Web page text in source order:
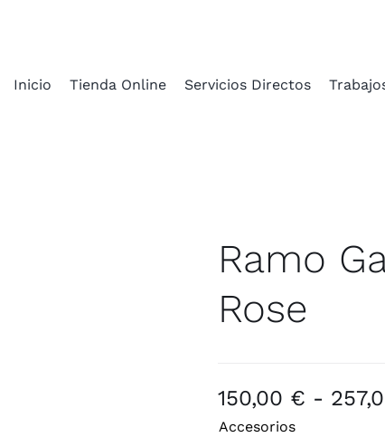
Inicio
Tienda Online Servicios Directos
Ramo
Rose
150,00 € -
Accesorios